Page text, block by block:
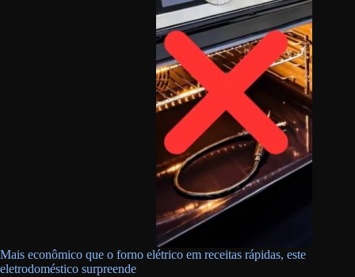
Mais econômico que o forno elétrico em receitas rápidas, este
eletrodoméstico surpreende